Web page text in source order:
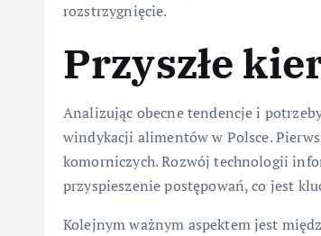
rozstrzygnięcie.
Przyszłe
Analizując obecne tendencje i
windykacji alimentów w Polsce.
komorniczych. Rozwój technologii
przyspieszenie postępowań, co jest
Kolejnym ważnym aspektem jest